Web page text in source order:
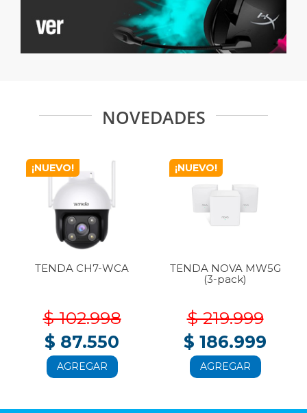
NOVEDADES
¡NUEVO!
TENDA CH7-WCA
$ 102.998
$ 87.550
AGREGAR
¡NUEVO!
TENDA NOVA MW5G
(3-pack)
$ 219.999
$ 186.999
AGREGAR